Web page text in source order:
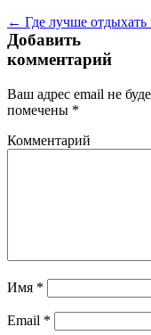
← Где лучше
Добавить
комментарий
Ваш адрес email не
помечены *
Комментарий
Имя *
Email *